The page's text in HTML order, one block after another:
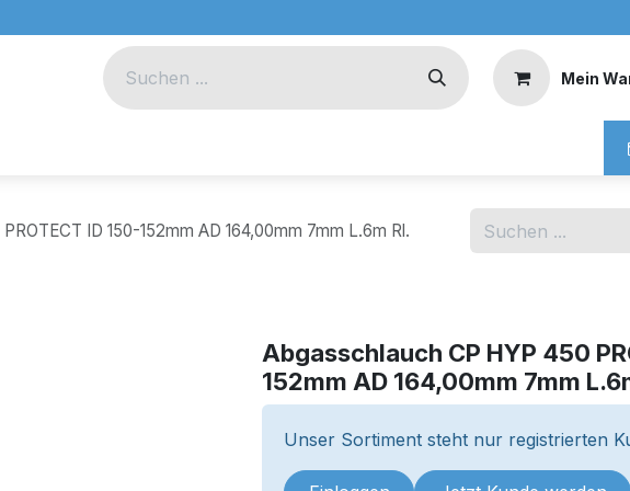
Mein
ID 150-152mm AD 164,00mm 7mm L.6m Rl.
Abgasschlauch CP HYP 450
152mm AD 164,00mm 7mm
Unser Sortiment steht nur registrierten